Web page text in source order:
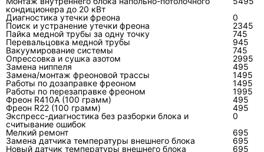
Чистка не восстановит сгоревший модуль, а
замена платы не исправит перегрев,
вызванный забитым наружным
теплообменником.
Критери
й
Техническое обслуживание
Цель
Удалить загрязнения, проверить
режимы и предупредить отказ
Найти
Основани
Регламент, загрязнение, снижение
кондиционера до 20 кВт
Диагностика утечки фреона
0
Поиск и устранение утечки фреона
2345
Пайка медной трубы за одну точку
745
Перевальцовка медной трубы
945
Вакуумирование системы
745
Опрессовка и сушка азотом
2995
Замена ниппеля
495
Замена/монтаж фреоновой трассы
1495
Работы по дозаправке фреоном
1495
Работы по перезаправке фреоном
1995
Фреон R410A (100 грамм)
495
Фреон R22 (100 грамм)
495
Экспресс-диагностика без разборки блока и
считывание ошибок
0
Мелкий ремонт
695
Замена датчика температуры внешнего блока
695
Новый датчик температуры внешнего блока
695